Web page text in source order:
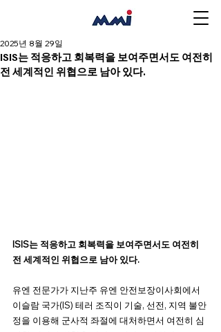
ISIS는 적응하고 회복력을 보여주면서도 여전히
전 세계적인 위협으로 남아 있다.
2025년 8월 29일
ISIS는 적응하고 회복력을 보여주면서도 여전히
전 세계적인 위협으로 남아 있다.
유엔 전문가가 지난주 유엔 안전보장이사회에서
이슬람 국가(IS) 테러 조직이 기술, 선전, 지역 불안
정을 이용해 군사적 좌절에 대처하면서 여전히 심